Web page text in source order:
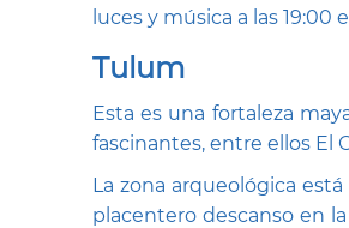
luces y música a las
Tulum
Esta es una fortaleza
fascinantes, entre ellos El
La zona arqueológica
placentero descanso en